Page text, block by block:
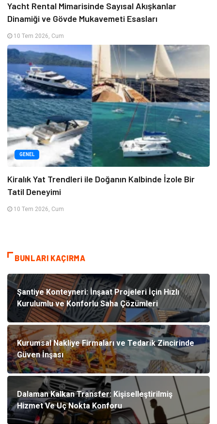
Yacht Rental Mimarisinde Sayısal Akışkanlar
Dinamiği ve Gövde Mukavemeti Esasları
10 Tem 2026, Cum
GENEL
Kiralık Yat Trendleri ile Doğanın Kalbinde İzole Bir
Tatil Deneyimi
10 Tem 2026, Cum
BUNLARI KAÇIRMA
Şantiye Konteyneri: İnşaat Projeleri İçin Hızlı
Kurulumlu ve Konforlu Saha Çözümleri
Kurumsal Nakliye Firmaları ve Tedarik Zincirinde
Güven İnşası
Dalaman Kalkan Transfer: Kişiselleştirilmiş
Hizmet Ve Uç Nokta Konforu